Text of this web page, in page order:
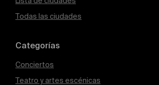
Todas las ciudades
Categorías
Conciertos
Teatro y artes escénicas